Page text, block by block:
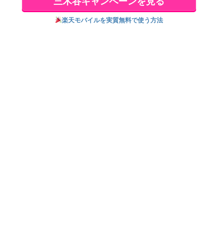
CE ハイブリッドスイ
ッチ HERO2 センサ
ー USB Type-C 95
zer Focus Pro オプ
ティカルセンサー 5
0,000DPI 第4世代
楽天モバイルを実質無料で使う方法